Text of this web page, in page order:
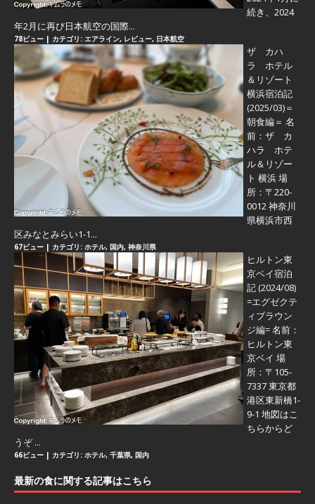
続き、2024
年2月に再び日本航空の国際...
78ビュー | カテゴリ: エアライン, レビュー, 日本航空
ザ カハ
ラ ホテル
＆リゾート
横浜宿泊記
(2025/03)＝
朝食編＝ 名
前：ザ カ
ハラ ホテ
ル＆リゾー
ト 横浜 場
所：〒220-
0012 神奈川
県横浜市西
区みなとみらい1-1...
67ビュー | カテゴリ: ホテル, 国内, 神奈川県
ヒルトン東
京ベイ宿泊
記 (2024/08)
=エグゼクテ
ィブラウン
ジ編=名前：
ヒルトン東
京ベイ 場
所：〒105-
7337 東京都
港区東新橋1-
9-1 地図はこ
ちらからど
うぞ ...
66ビュー | カテゴリ: ホテル, 千葉県, 国内
最新の食に関する記事はこちら